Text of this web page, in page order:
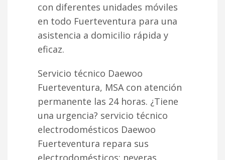
con diferentes unidades móviles
en todo Fuerteventura para una
asistencia a domicilio rápida y
eficaz.
Servicio técnico Daewoo
Fuerteventura, MSA con atención
permanente las 24 horas. ¿Tiene
una urgencia? servicio técnico
electrodomésticos Daewoo
Fuerteventura repara sus
electrodomésticos; neveras,